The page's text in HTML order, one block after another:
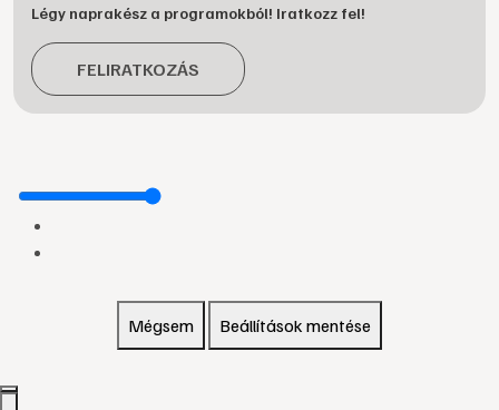
Légy naprakész a programokból! Iratkozz fel!
FELIRATKOZÁS
Mégsem Beállítások mentése